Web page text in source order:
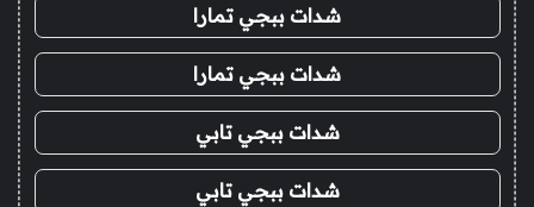
شدات ببجي تمارا
شدات ببجي تمارا
شدات ببجي تابي
شدات ببجي تابي